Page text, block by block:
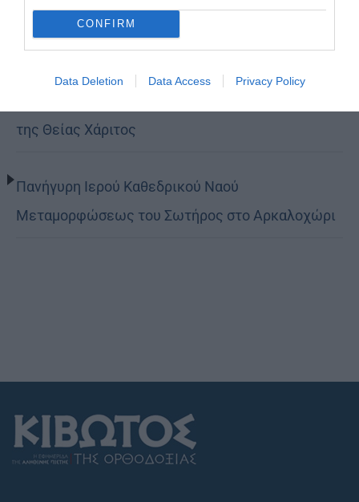
CONFIRM
Data Deletion Data Access Privacy Policy
μέλλον μας» – Με λαμπρότητα εορτάστηκε στον
Βόλο η Μεταμόρφωση
της Θείας Χάριτος
Πανήγυρη Ιερού Καθεδρικού Ναού
Μεταμορφώσεως του Σωτήρος στο Αρκαλοχώρι